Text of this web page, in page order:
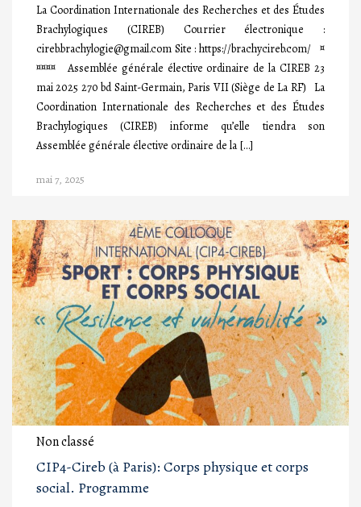
La Coordination Internationale des Recherches et des Études
Brachylogiques (CIREB) Courrier électronique :
cireb.brachylogie@gmail.com Site : https://brachycireb.com/ ¤
¤¤¤¤ Assemblée générale élective ordinaire de la CIREB 23
mai 2025 270 bd Saint-Germain, Paris VII (Siège de La RF) La
Coordination Internationale des Recherches et des Études
Brachylogiques (CIREB) informe qu’elle tiendra son
Assemblée générale élective ordinaire de la […]
mai 7, 2025
Non classé
CIP4-Cireb (à Paris): Corps physique et corps
social. Programme